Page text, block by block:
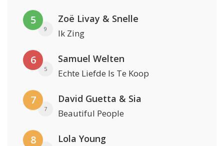
5
9
Zoë Livay & Snelle
Ik Zing
6
5
Samuel Welten
Echte Liefde Is Te Koop
7
7
David Guetta & Sia
Beautiful People
8 Lola Young